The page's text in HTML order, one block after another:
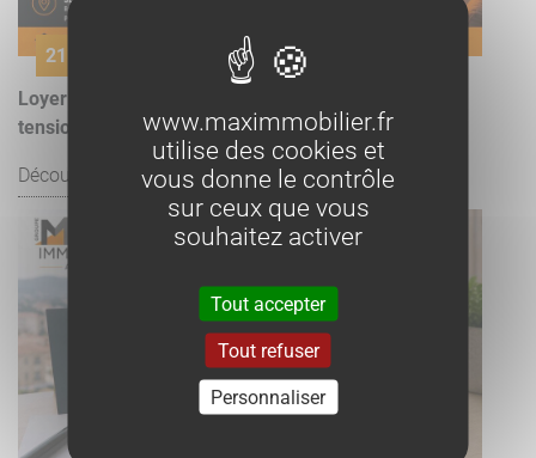
21 juillet
Loyer à Ajaccio 2026 : prix au m², marché locatif et
tension | MAX IMMOBILIER
Découvrir l'article
www.maximmobilier.fr
utilise des cookies et
vous donne le contrôle
sur ceux que vous
souhaitez activer
Tout accepter
Tout refuser
Personnaliser